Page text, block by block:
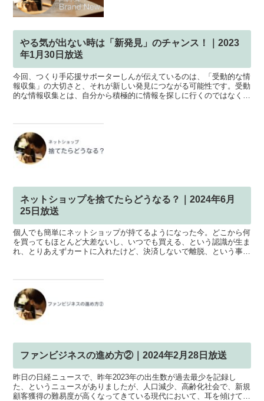
やる気が出ない時は「新発見」のチャンス！｜2023
年1月30日放送
今回、つくり手応援サポーターしんが伝えているのは、「受動的な情
報収集」の大切さと、それが新しい発見につながる可能性です。受動
的な情報収集とは、自分から積極的に情報を探しに行くのではなく、
ネットショップを捨てたらどうなる？｜2024年6月
25日放送
個人でも簡単にネットショップが持てるようになった今。どこから何
を買ってもほとんど大差ないし、いつでも買える、という認識が生ま
れ、とりあえずカートに入れたけど、決済しないで離脱、という事象
ファンビジネスの進め方②｜2024年2月28日放送
昨日の日経ニュースで、昨年2023年の出生数が過去最少を記録し
た、というニュースがありましたが、人口減少、高齢化社会で、新規
顧客獲得の難易度が高くなってきている現代において、耳を傾けてく